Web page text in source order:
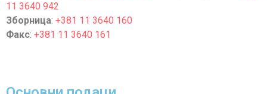
11 3640 942
Зборница: +381 11 3640 160
Факс: +381 11 3640 161